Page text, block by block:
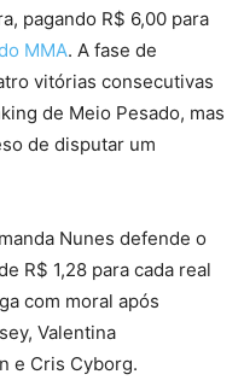
pagando R$ 6,00 para
MMA. A fase de
vitórias consecutivas
de Meio Pesado, mas
de disputar um
Nunes defende o
R$ 1,28 para cada real
com moral após
Valentina
e Cris Cyborg.